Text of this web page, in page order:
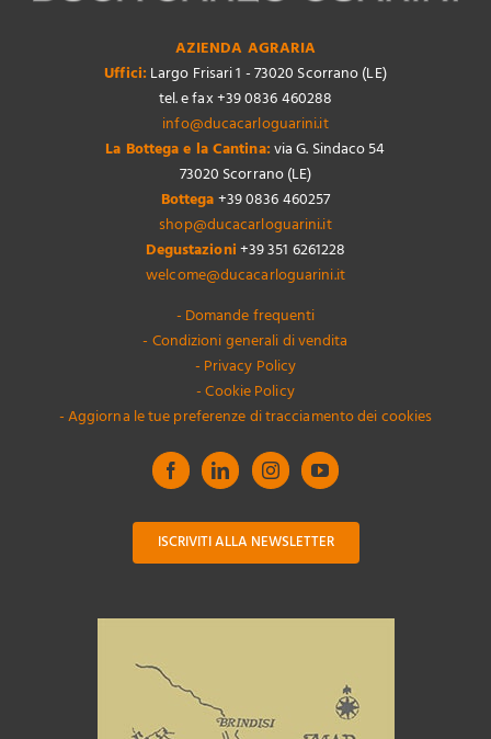
AZIENDA AGRARIA
Uffici: Largo Frisari 1 - 73020 Scorrano (LE)
tel. e fax +39 0836 460288
info@ducacarloguarini.it
La Bottega e la Cantina:via G. Sindaco 54
73020 Scorrano (LE)
Bottega+39 0836 460257
shop@ducacarloguarini.it
Degustazioni+39 351 6261228
welcome@ducacarloguarini.it
- Domande frequenti
- Condizioni generali di vendita
- Privacy Policy
- Cookie Policy
- Aggiorna le tue preferenze di tracciamento dei cookies
ISCRIVITI ALLA NEWSLETTER